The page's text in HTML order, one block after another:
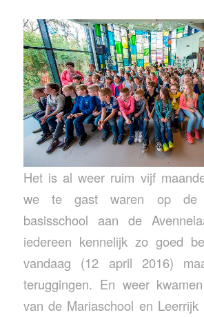
Het is al weer ruim vijf
we te gast waren op de
basisschool aan de
iedereen kennelijk zo goed
vandaag (12 april 2016)
teruggingen. En weer
van de Mariaschool en Leerrijk